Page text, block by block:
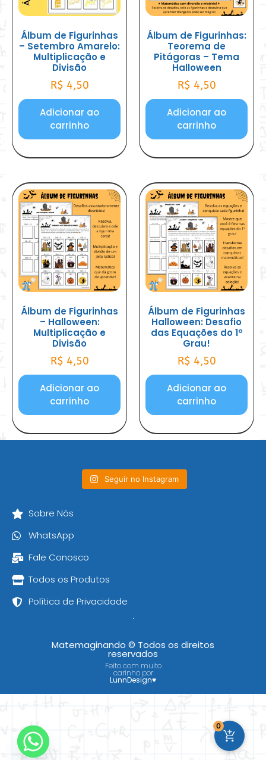
Álbum de Figurinhas
– Setembro Amarelo:
Multiplicação e
Divisão
R$ 4,50
Adicionar ao
carrinho
Álbum de Figurinhas:
Teorema de
Pitágoras – Tema
Halloween
R$ 4,50
Adicionar ao
carrinho
Álbum de Figurinhas
– Halloween:
Multiplicação e
Divisão
R$ 4,50
Adicionar ao
carrinho
Álbum de Figurinhas
Halloween: Desafio
das Equações do 1º
Grau!
R$ 4,50
Adicionar ao
carrinho
Sobre Nós
WhatsApp
Fale Conosco
Todos os Produtos
Política de Privacidade
Seguir no Instagram
Matemaginando © Todos os direitos
reservados
Feito com muito
carinho por
LunnDesign♥
0